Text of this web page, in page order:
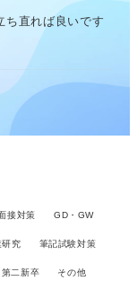
ち直れば良いです
接対策 GD・GW
研究 筆記試験対策
第二新卒 その他